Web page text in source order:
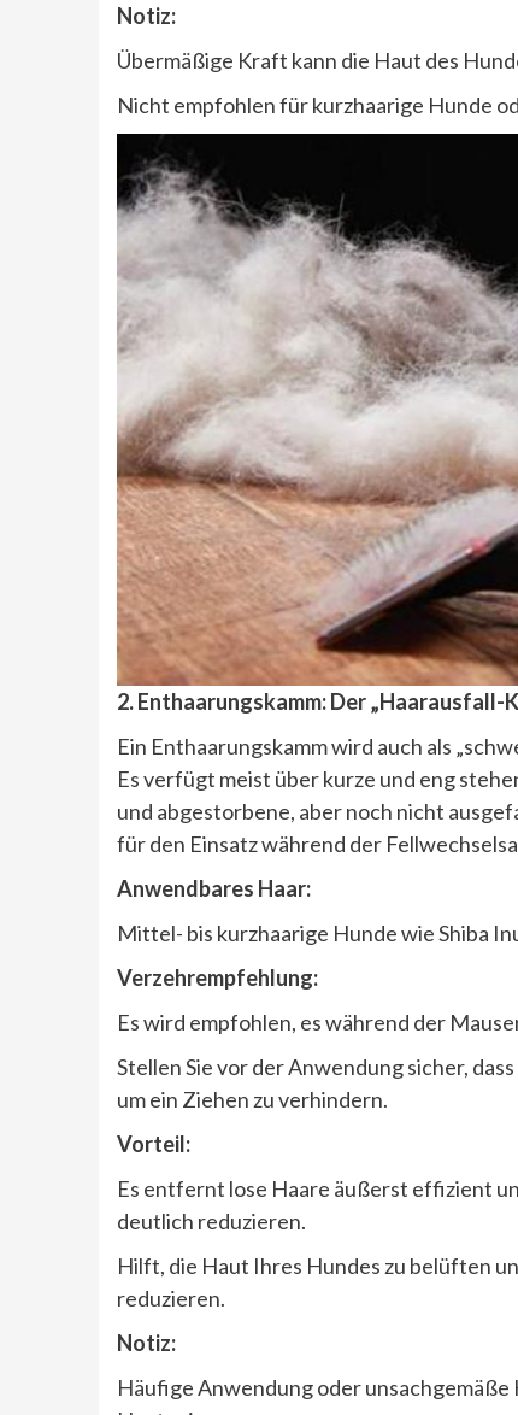
Notiz:
Übermäßige Kraft kann die Haut des
Nicht empfohlen für kurzhaarige Hunde
2. Enthaarungskamm: Der„Haarausfall-
Ein Enthaarungskamm wird auch als
Es verfügt meist über kurze und eng
und abgestorbene, aber noch nicht
für den Einsatz während der
Anwendbares Haar:
Mittel- bis kurzhaarige Hunde wie Shiba
Verzehrempfehlung:
Es wird empfohlen, es während der
Stellen Sie vor der Anwendung sicher,
um ein Ziehen zu verhindern.
Vorteil:
Es entfernt lose Haare äußerst effizient
deutlich reduzieren.
Hilft, die Haut Ihres Hundes zu belüften
reduzieren.
Notiz:
Häufige Anwendung oder